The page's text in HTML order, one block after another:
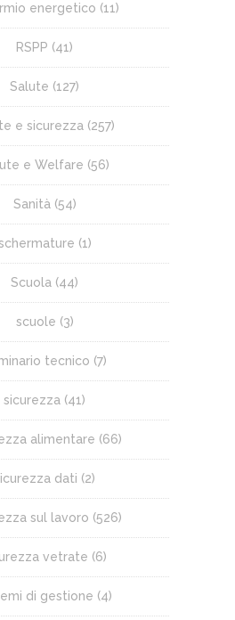
energetico (11)
RSPP (41)
Salute (127)
e sicurezza (257)
e Welfare (56)
Sanità (54)
(1)
Scuola (44)
scuole (3)
tecnico (7)
sicurezza (41)
alimentare (66)
dati (2)
sul lavoro (526)
vetrate (6)
di gestione (4)